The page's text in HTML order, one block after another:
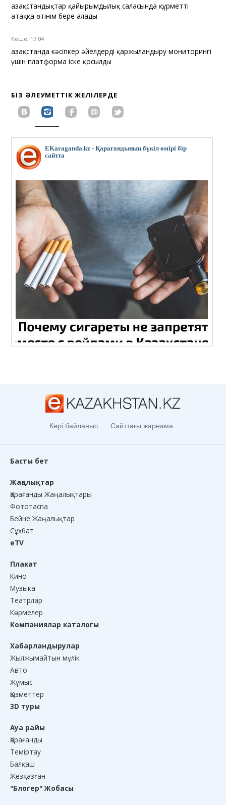
Қазақстандықтар қайырымдылық саласында құрметті
атаққа өтінім бере алады
Кеше, 17:04
Қазақстанда кәсіпкер әйелдерді қаржыландыру мониторингі
үшін платформа іске қосылды
БІЗ ӘЛЕУМЕТТІК ЖЕЛІЛЕРДЕ
EKaraganda.kz - Қарағандының бүкіл өмірі бір
сайтта
Кері байланыс Сайттағы жарнама
Басты бет
Жаңалықтар
Қарағанды Жаңалықтары
Фототаспа
Бейне Жаңалықтар
Сұхбат
eTV
Плакат
Кино
Музыка
Театрлар
Көрмелер
Компаниялар каталогы
Хабарландырулар
Жылжымайтын мүлік
Авто
Жұмыс
Қызметтер
3D туры
Ауа райы
Қарағанды
Теміртау
Балқаш
Жезқазған
"Блогер" Жобасы